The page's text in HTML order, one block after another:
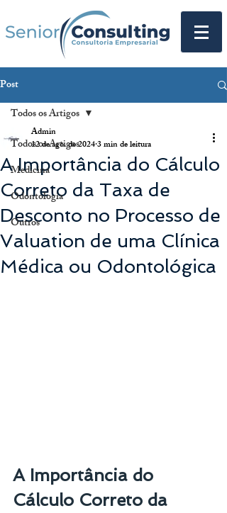
Post
Todos os Artigos
Medicina
Odontologia
Outros
Todos os Artigos
A Importância do Cálculo
Correto da Taxa de
Desconto no Processo de
Valuation de uma Clínica
Médica ou Odontológica
Admin
12 de ago. de 20243 min de leitura
A Importância do
Cálculo Correto da